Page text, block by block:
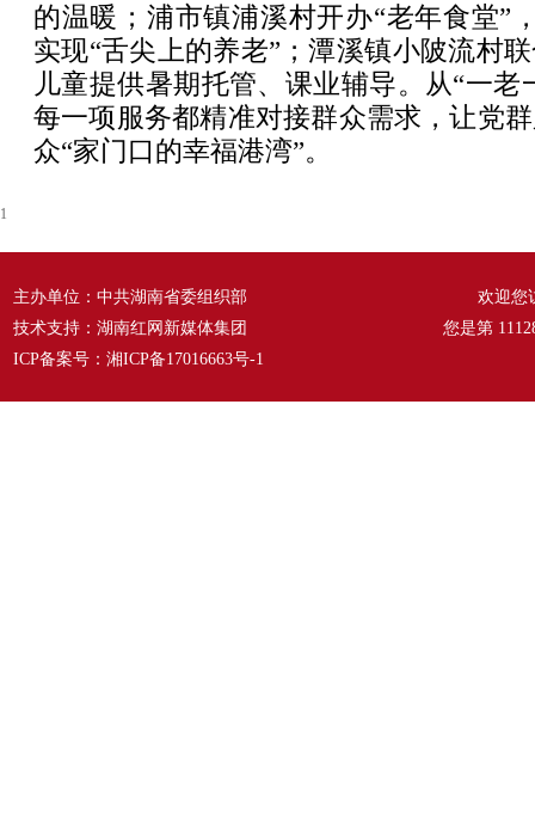
的温暖；浦市镇浦溪村开办“老年食堂”
实现“舌尖上的养老”；潭溪镇小陂流村
儿童提供暑期托管、课业辅导。从“一老
每一项服务都精准对接群众需求，让党
众“家门口的幸福港湾”。
1
主办单位：中共湖南省委组织部
技术支持：湖南红网新媒体集团
ICP备案号： 湘ICP备17016663号-1
欢迎您
您是第